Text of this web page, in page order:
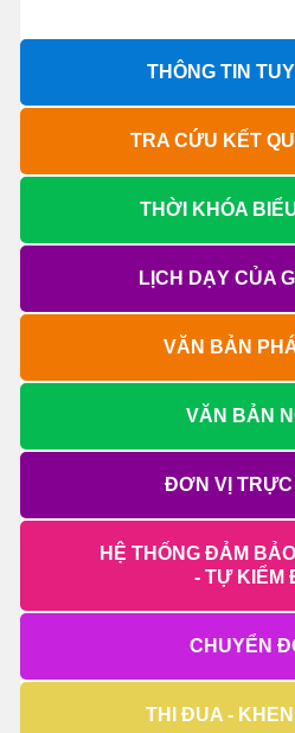
THÔNG TIN
TRA CỨU KẾT
THỜI KHÓA
LỊCH DẠY CỦA
VĂN BẢN
VĂN BẢN
ĐƠN VỊ TRỰC
HỆ THỐNG ĐẢM
- TỰ KIỂM
CHUYỂN
THI ĐUA -